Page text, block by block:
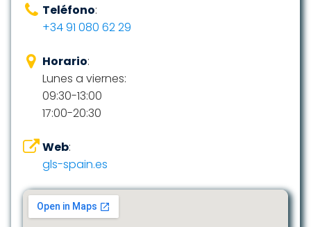
Teléfono:
+34 91 080 62 29
Horario:
Lunes a viernes:
09:30-13:00
17:00-20:30
Web:
gls-spain.es